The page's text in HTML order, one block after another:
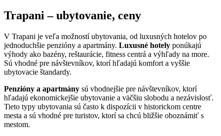
Trapani – ubytovanie, ceny
V Trapani je veľa možností ubytovania, od luxusných hotelov po
jednoduchšie penzióny a apartmány. Luxusné hotely ponúkajú
výhody ako bazény, reštaurácie, fitness centrá a výhľady na more.
Sú vhodné pre návštevníkov, ktorí hľadajú komfort a vyššie
ubytovacie štandardy.
Penzióny a apartmány sú vhodnejšie pre návštevníkov, ktorí
hľadajú ekonomickejšie ubytovanie a väčšiu slobodu a nezávislosť.
Tieto typy ubytovania sú často k dispozícii v historickom centre
mesta a sú vhodné pre turistov, ktorí sa chcú bližšie oboznámiť s
mestom.